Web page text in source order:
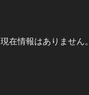
現在情報はありません。